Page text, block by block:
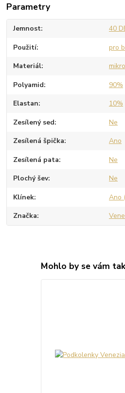
Parametry
Jemnost 40
Použití pro
Materiál
Polyamid 90%
Elastan 10%
Zesílený sed Ne
Zesílená špička Ano
Zesílená pata Ne
Plochý šev Ne
Klínek Ano
Značka
Mohlo by se vám